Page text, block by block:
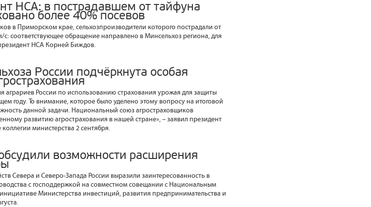
НСА: в пострадавшем от тайфуна
более 40% посевов
в Приморском крае, сельхозпроизводители которого пострадали от
соответствующее обращение направлено в Минсельхоз региона, для
НСА Корней Биждов.
России подчёркнута особая
аграриев России по использованию страхования урожая для защиты
году. То внимание, которое было уделено этому вопросу на итоговой
данной задачи. Национальный союз агростраховщиков
развитию агрострахования в нашей стране», – заявил президент
министерства 2 сентября.
возможности расширения
Севера и Северо-Запада России выразили заинтересованность в
с господдержкой на совместном совещании с Национальным
Министерства инвестиций, развития предпринимательства и